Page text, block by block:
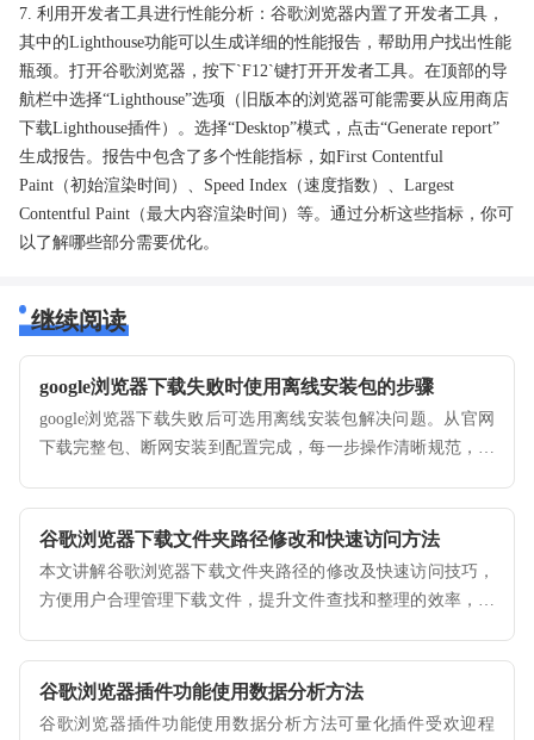
7. 利用开发者工具进行性能分析：谷歌浏览器内置了开发者工具，
其中的Lighthouse功能可以生成详细的性能报告，帮助用户找出性能
瓶颈。打开谷歌浏览器，按下`F12`键打开开发者工具。在顶部的导
航栏中选择“Lighthouse”选项（旧版本的浏览器可能需要从应用商店
下载Lighthouse插件）。选择“Desktop”模式，点击“Generate report”
生成报告。报告中包含了多个性能指标，如First Contentful
Paint（初始渲染时间）、Speed Index（速度指数）、Largest
Contentful Paint（最大内容渲染时间）等。通过分析这些指标，你可
以了解哪些部分需要优化。
继续阅读
google浏览器下载失败时使用离线安装包的步骤
google浏览器下载失败后可选用离线安装包解决问题。从官网
下载完整包、断网安装到配置完成，每一步操作清晰规范，确
谷歌浏览器下载文件夹路径修改和快速访问方法
本文讲解谷歌浏览器下载文件夹路径的修改及快速访问技巧，
方便用户合理管理下载文件，提升文件查找和整理的效率，避
谷歌浏览器插件功能使用数据分析方法
谷歌浏览器插件功能使用数据分析方法可量化插件受欢迎程